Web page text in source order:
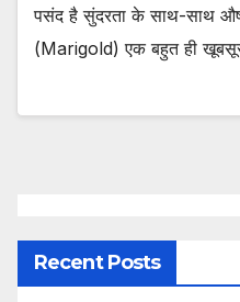
पसंद है सुंदरता के साथ-साथ
(Marigold) एक बहुत ही
Recent Posts